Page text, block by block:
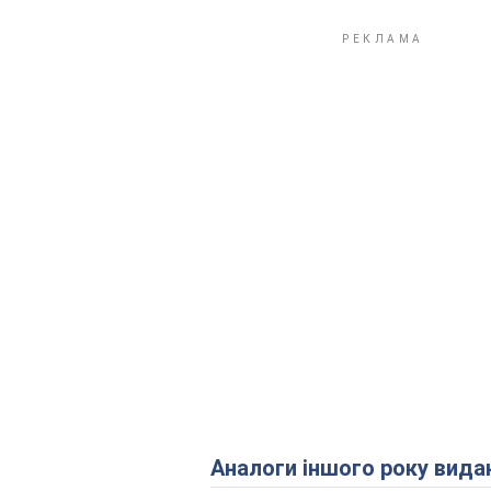
Аналоги іншого року